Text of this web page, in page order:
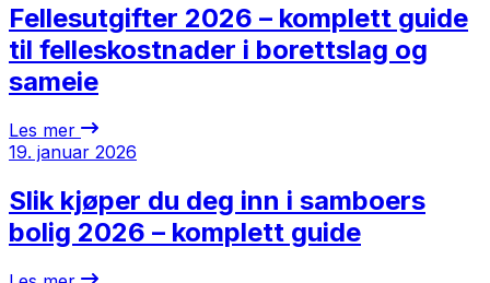
Fellesutgifter 2026 – komplett guide
til felleskostnader i borettslag og
sameie
Les mer
19. januar 2026
Slik kjøper du deg inn i samboers
bolig 2026 – komplett guide